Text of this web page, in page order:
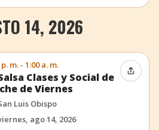
14, 2026
p. m. - 1:00 a. m.
Clases y Social de
de Viernes
Luis Obispo
ago 14, 2026